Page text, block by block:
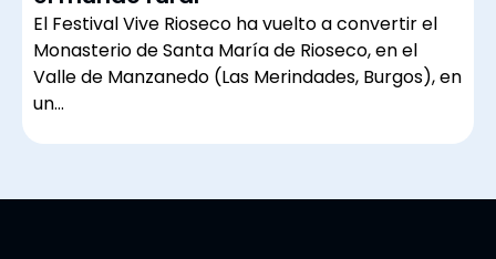
El Festival Vive Rioseco ha vuelto a convertir el
Monasterio de Santa María de Rioseco, en el
Valle de Manzanedo (Las Merindades, Burgos), en
un…